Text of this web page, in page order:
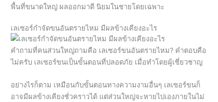
พื้นที่ขนาดใหญ่ ผลออกมาดี นิยมในชายโดยเฉพาะ
เลเซอร์กำจัดขนอันตรายไหม มีผลข้างเคียงอะไร
คำถามที่คนส่วนใหญ่ถามคือ เลเซอร์ขนอันตรายไหม? คำตอบคือ
ไม่ครับ เลเซอร์ขนเป็นขั้นตอนที่ปลอดภัย เมื่อทำโดยผู้เชี่ยวชาญ
อย่างไรก็ตาม เหมือนกับขั้นตอนทางความงามอื่นๆ เลเซอร์ขนก็
อาจมีผลข้างเคียงชั่วคราวได้ แต่ส่วนใหญ่จะหายไปเองภายในไม่